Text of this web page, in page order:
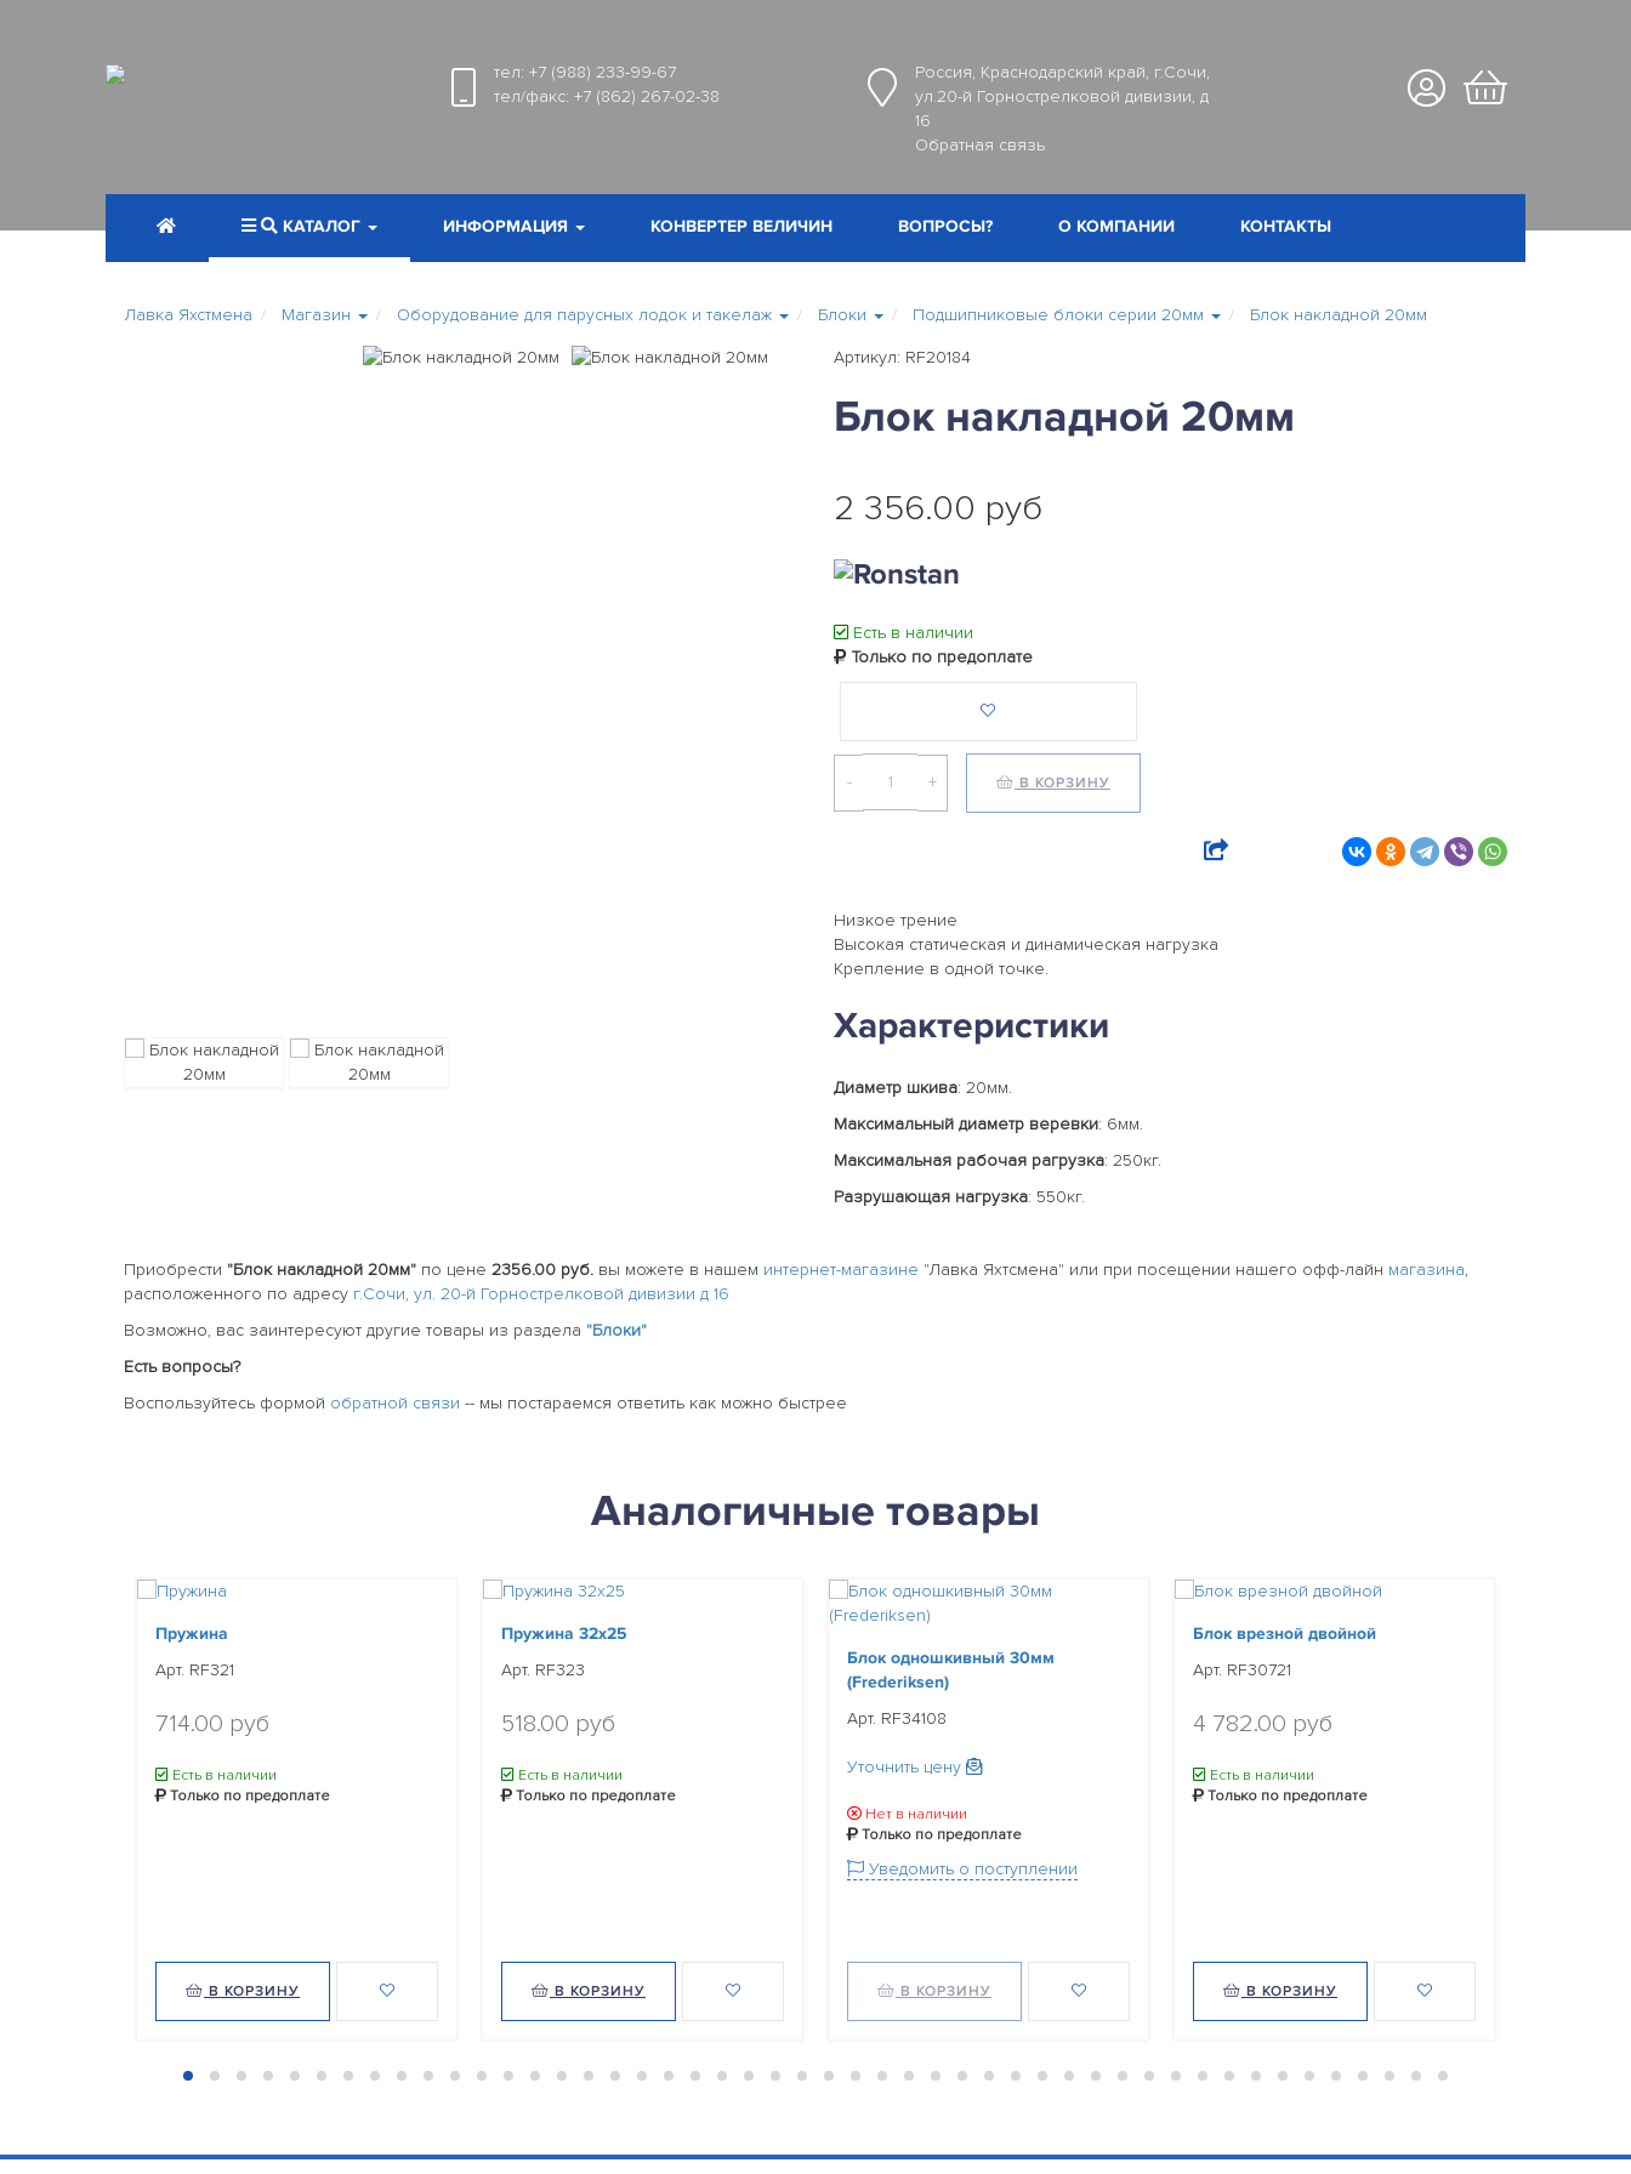
тел: +7 (988) 233-99-67
тел/факс: +7 (862) 267-02-38
Россия, Краснодарский край, г.Сочи,
ул.20-й Горнострелковой дивизии, д
16
Обратная связь
КАТАЛОГ ИНФОРМАЦИЯ КОНВЕРТЕР ВЕЛИЧИН ВОПРОСЫ? О КОМПАНИИ КОНТАКТЫ
Лавка Яхстмена Магазин Оборудование для парусных лодок и такелаж Блоки Подшипниковые блоки серии 20мм Блок накладной 20мм
Артикул: RF20184
Блок накладной 20мм
2 356.00 руб
Есть в наличии
Только по предоплате
- + В КОРЗИНУ
Низкое трение
Высокая статическая и динамическая нагрузка
Крепление в одной точке.
Характеристики
Диаметр шкива: 20мм.
Максимальный диаметр веревки: 6мм.
Максимальная рабочая рагрузка: 250кг.
Разрушающая нагрузка: 550кг.
Приобрести "Блок накладной 20мм" по цене 2356.00 руб. вы можете в нашем интернет-магазине "Лавка Яхтсмена" или при посещении нашего офф-лайн магазина,
расположенного по адресу г.Сочи, ул. 20-й Горнострелковой дивизии д 16
Возможно, вас заинтересуют другие товары из раздела "Блоки"
Есть вопросы?
Воспользуйтесь формой обратной связи -- мы постараемся ответить как можно быстрее
Аналогичные товары
Пружина
Арт. RF321
714.00 руб
Есть в наличии
Только по предоплате
В КОРЗИНУ
Пружина 32x25
Арт. RF323
518.00 руб
Есть в наличии
Только по предоплате
В КОРЗИНУ
Блок одношкивный 30мм
(Frederiksen)
Арт. RF34108
Уточнить цену
Нет в наличии
Только по предоплате
Уведомить о поступлении
В КОРЗИНУ
Блок врезной двойной
Арт. RF30721
4 782.00 руб
Есть в наличии
Только по предоплате
В КОРЗИНУ